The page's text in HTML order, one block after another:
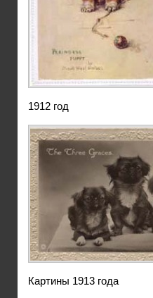
1912 год
Картины 1913 года